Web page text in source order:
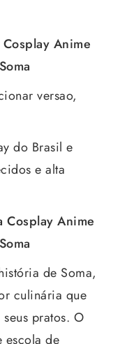
Anime
versao,
do Brasil e
e alta
Cosplay Anime
de Soma,
culinária que
pratos. O
escola de